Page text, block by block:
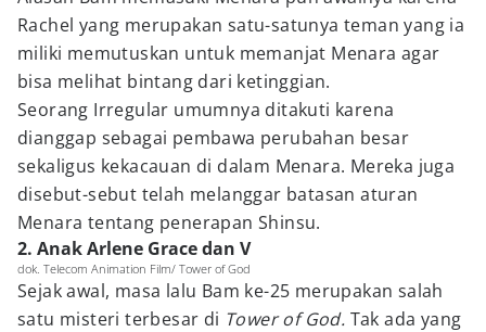
Rachel yang merupakan satu-satunya teman yang ia
miliki memutuskan untuk memanjat Menara agar
bisa melihat bintang dari ketinggian.
Seorang Irregular umumnya ditakuti karena
dianggap sebagai pembawa perubahan besar
sekaligus kekacauan di dalam Menara. Mereka juga
disebut-sebut telah melanggar batasan aturan
Menara tentang penerapan Shinsu.
2. Anak Arlene Grace dan V
dok. Telecom Animation Film/ Tower of God
Sejak awal, masa lalu Bam ke-25 merupakan salah
satu misteri terbesar di Tower of God. Tak ada yang